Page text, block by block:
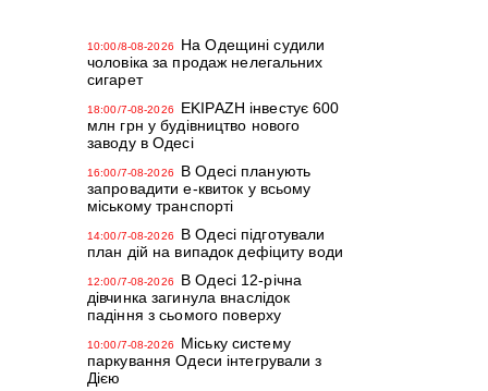
10:00/8-08-2026
На Одещині судили
чоловіка за продаж нелегальних
сигарет
18:00/7-08-2026
EKIPAZH інвестує 600
млн грн у будівництво нового
заводу в Одесі
16:00/7-08-2026
В Одесі планують
запровадити е-квиток у всьому
міському транспорті
14:00/7-08-2026
В Одесі підготували
план дій на випадок дефіциту води
12:00/7-08-2026
В Одесі 12-річна
дівчинка загинула внаслідок
падіння з сьомого поверху
10:00/7-08-2026
Міську систему
паркування Одеси інтегрували з
Дією